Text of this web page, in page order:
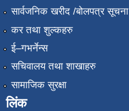
सार्वजनिक खरीद /बोलपत्र सूचना
कर तथा शुल्कहरु
ई–गभर्नेन्स
सचिवालय तथा शाखाहरु
सामाजिक सुरक्षा
लिंक